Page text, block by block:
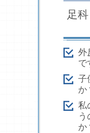
足
外
で
子
か
私
か